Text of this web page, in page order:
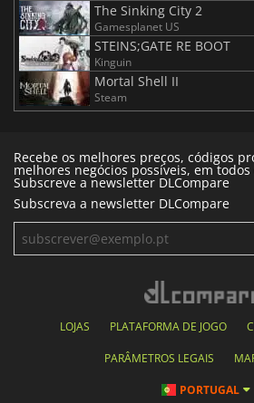
The Sinking City 2
Gamesplanet US
STEINS;GATE RE BOOT
Kinguin
Mortal Shell II
Steam
Recebe os melhores preços, códigos
melhores negócios possíveis, em todos
Subscreve a newsletter DLCompare
Subscreva a newsletter DLCompare
LOJAS PLATAFORMA DE JOGO
PARÂMETROS LEGAIS
PORTUGAL